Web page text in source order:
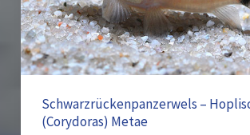
Schwarzrückenpanzerwels –
(Corydoras) Metae